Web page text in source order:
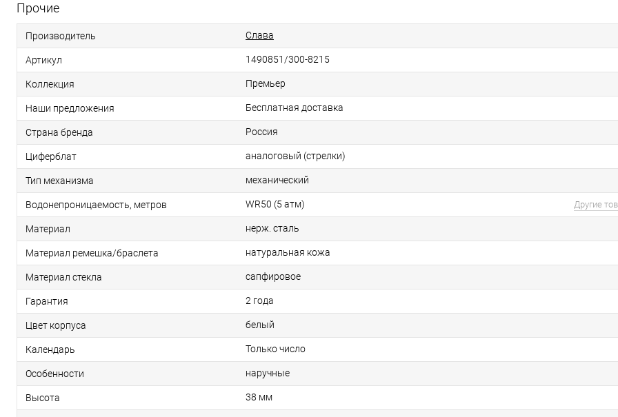
Прочие
Производитель Слава
Артикул 1490851/300-8215
Коллекция Премьер
Наши предложения Бесплатная доставка
Страна бренда Россия
Циферблат аналоговый (стрелки)
Тип механизма механический
Водонепроницаемость, метров WR50 (5 атм) Другие
Материал нерж. сталь
Материал ремешка/браслета натуральная кожа
Материал стекла сапфировое
Гарантия 2 года
Цвет корпуса белый
Календарь Только число
Особенности наручные
Высота 38 мм